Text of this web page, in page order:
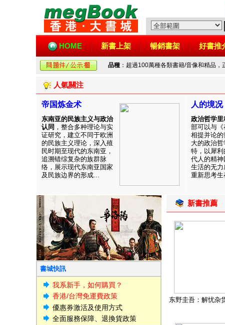
HOME 新書上架 暢銷書架 好書推
品種 ：超過100萬種各類書籍/音像和精品
人氣關注
帝国炼金术
东南亚的民族主义与政治
认同 ，整合多种理论与实
证研究，建立不同于欧洲
的民族主义理论，深入殖
民时期至现代的东南亚，
追溯错综复杂的族群脉
络，展示现代东南亚国家
及民族边界的形成...
人的境况
政治哲学
部可以与《
相提并论
大的政治
特，以犀
代人的精神
生活的无
重新思考
書城快訊
我系新手，如何購買？
香港/台灣免運費政策
優惠券激活及使用方式
全面服務保障、退換貨政策
新書推薦
东野圭吾：解忧杂